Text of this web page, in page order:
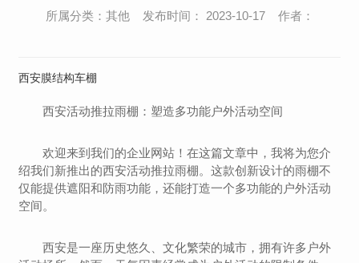
所属分类：其他 发布时间： 2023-10-17 作者：
西安膜结构车棚
西安活动推拉雨棚：塑造多功能户外活动空间
欢迎来到我们的企业网站！在这篇文章中，我将为您介
绍我们新推出的西安活动推拉雨棚。这款创新设计的雨棚不
仅能提供遮阳和防雨功能，还能打造一个多功能的户外活动
空间。
西安是一座历史悠久、文化繁荣的城市，拥有许多户外